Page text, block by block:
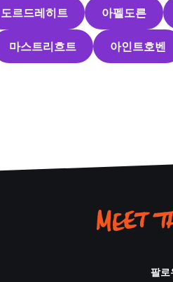
도르드레히트 아펠도른
마스트리흐트 아인트호벤
팔로